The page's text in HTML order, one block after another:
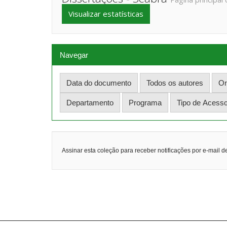
Visualizar estatísticas
Navegar
Assinar esta coleção para receber notificações por e-mail